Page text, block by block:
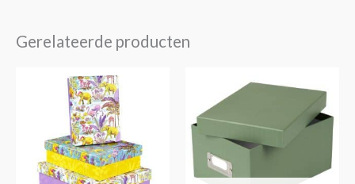
Gerelateerde producten